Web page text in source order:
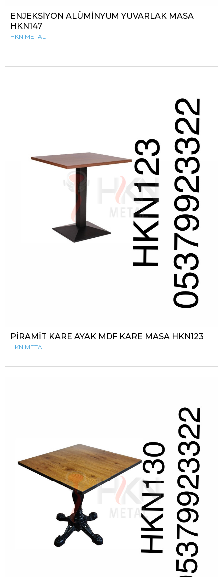
ENJEKSİYON ALÜMİNYUM YUVARLAK MASA
HKN147
HKN METAL
PİRAMİT KARE AYAK MDF KARE MASA HKN123
HKN METAL